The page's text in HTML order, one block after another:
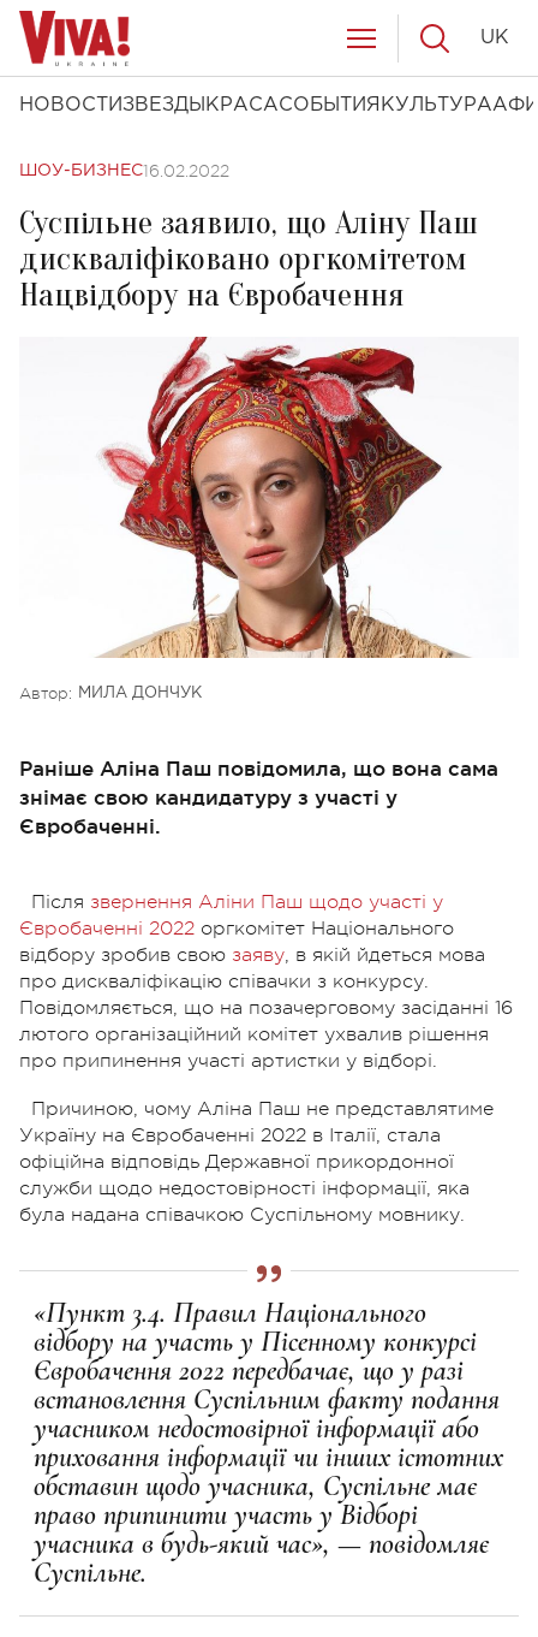
НОВОСТИ ЗВЕЗДЫ КРАСАСОБЫТИЯ КУЛЬТУРА
UK
ШОУ-БИЗНЕС16.02.2022
Суспільне заявило, що Аліну Паш
дискваліфіковано оргкомітетом
Нацвідбору на Євробачення
Автор: МИЛА ДОНЧУК
Раніше Аліна Паш повідомила, що вона сама
знімає свою кандидатуру з участі у
Євробаченні.
Після звернення Аліни Паш щодо участі у
Євробаченні 2022 оргкомітет Національного
відбору зробив свою заяву, в якій йдеться мова
про дискваліфікацію співачки з конкурсу.
Повідомляється, що на позачерговому засіданні 16
лютого організаційний комітет ухвалив рішення
про припинення участі артистки у відборі.
Причиною, чому Аліна Паш не представлятиме
Україну на Євробаченні 2022 в Італії, стала
офіційна відповідь Державної прикордонної
служби щодо недостовірності інформації, яка
була надана співачкою Суспільному мовнику.
«Пункт 3.4. Правил Національного
відбору на участь у Пісенному конкурсі
Євробачення 2022 передбачає, що у разі
встановлення Суспільним факту подання
учасником недостовірної інформації або
приховання інформації чи інших істотних
обставин щодо учасника, Суспільне має
право припинити участь у Відборі
учасника в будь-який час», — повідомляє
Суспільне.